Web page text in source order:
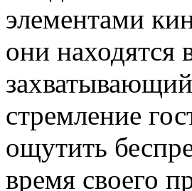
элементами
они находятся
стремление
ощутить
время своего